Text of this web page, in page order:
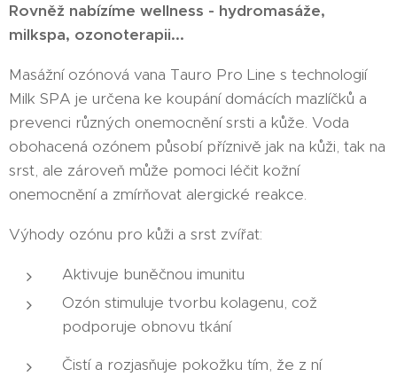
Rovněž nabízíme wellness - hydromasáže,
milkspa, ozonoterapii...
Masážní ozónová vana Tauro Pro Line s technologií
Milk SPA je určena ke koupání domácích mazlíčků a
prevenci různých onemocnění srsti a kůže. Voda
obohacená ozónem působí příznivě jak na kůži, tak na
srst, ale zároveň může pomoci léčit kožní
onemocnění a zmírňovat alergické reakce.
Výhody ozónu pro kůži a srst zvířat:
Aktivuje buněčnou imunitu
Ozón stimuluje tvorbu kolagenu, což
podporuje obnovu tkání
Čistí a rozjasňuje pokožku tím, že z ní